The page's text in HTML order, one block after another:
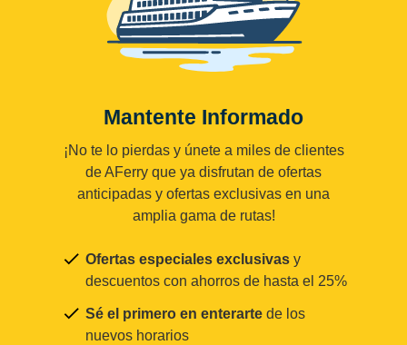
Mantente Informado
¡No te lo pierdas y únete a miles de clientes
de AFerry que ya disfrutan de ofertas
anticipadas y ofertas exclusivas en una
amplia gama de rutas!
Ofertas especiales exclusivas y
descuentos con ahorros de hasta el 25%
Sé el primero en enterarte de los
nuevos horarios